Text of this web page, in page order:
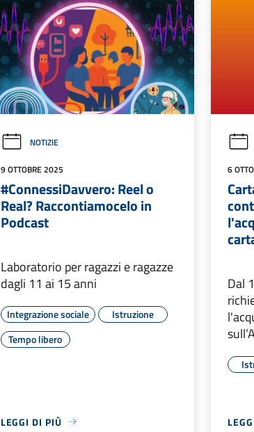
NOTIZIE
9 OTTOBRE 2025
#ConnessiDavvero: Reel o
Real? Raccontiamocelo in
Podcast
Laboratorio per ragazzi e ragazze
dagli 11 ai 15 anni
Integrazione sociale
Istruzione
Tempo libero
LEGGI DI PIÙ
6
Dal